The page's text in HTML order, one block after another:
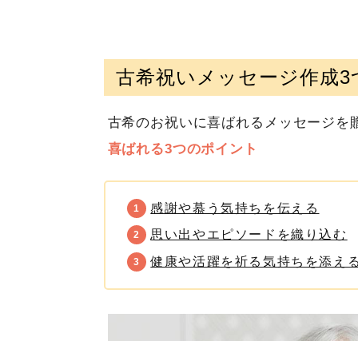
古希祝いメッセージ作成
古希のお祝いに喜ばれるメッセージを
喜ばれる3つのポイント
感謝や慕う気持ちを伝える
思い出やエピソードを織り込む
健康や活躍を祈る気持ちを添え